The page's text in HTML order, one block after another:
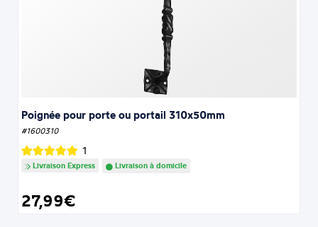
Poignée pour porte ou portail 310x50mm
#1600310
1
Livraison Express Livraison à domicile
27,99€